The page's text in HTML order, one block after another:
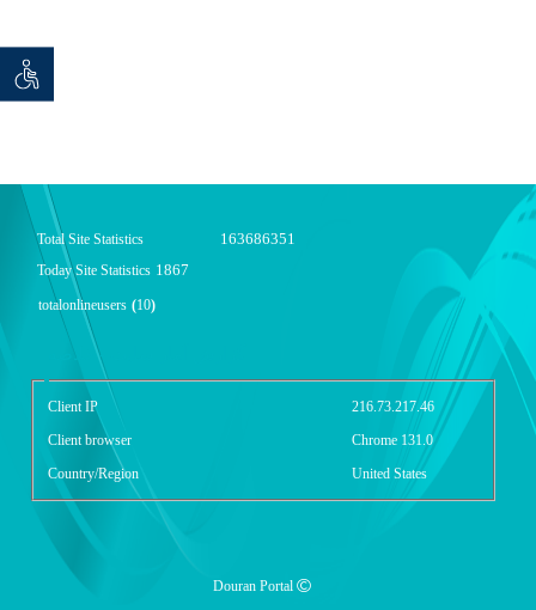
توان
Total Site Statistics 163686351
Today Site Statistics 1867
totalonlineusers (10)
گزارش آمار سایت - خلاصه
Client IP
216.73.217.46
Client browser
Chrome 131.0
Country/Region
United States
Douran Portal